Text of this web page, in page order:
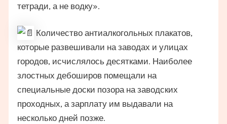
тетради, а не водку».
Количество антиалкогольных плакатов,
которые развешивали на заводах и улицах
городов, исчислялось десятками. Наиболее
злостных дебоширов помещали на
специальные доски позора на заводских
проходных, а зарплату им выдавали на
несколько дней позже.